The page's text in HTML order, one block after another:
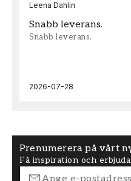
Leena Dahlin
Snabb leverans.
Snabb leverans.
2026-07-28
Prenumerera på vårt
Få inspiration och